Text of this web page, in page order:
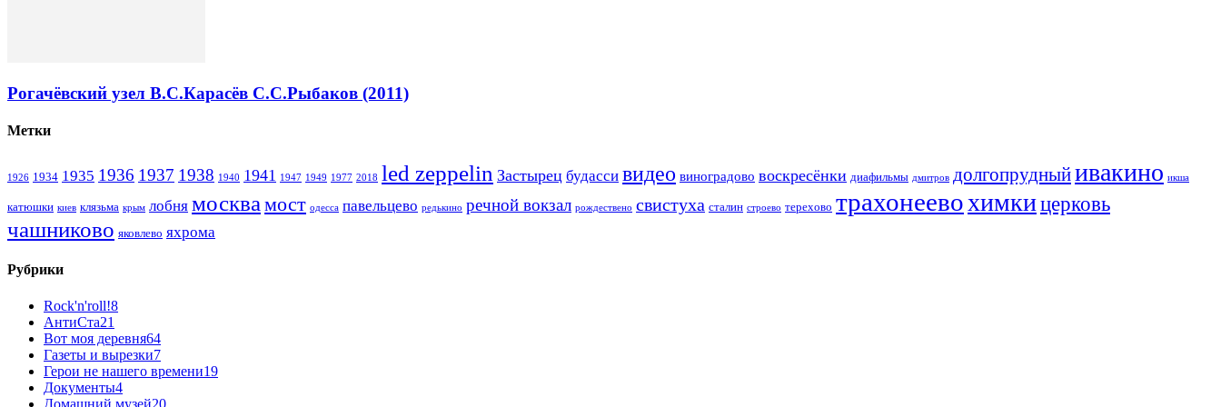
Рогачёвский узел В.С.Карасёв С.С.Рыбаков (2011)
Метки
1926 1934 1935 1936 1937 1938 1940 1941 1947 1949 1977 2018 led zeppelin Застырец будасси видео виноградово воскресёнки диафильмы дмитров долгопрудныйивакино икша
катюшки киев клязьма крым лобня москва мост одесса павельцево редькино речной вокзал рождествено свистуха сталин строево терехово трахонеевохимкицерковь
чашниково яковлево яхрома
Рубрики
Rock'n'roll!8
АнтиСта21
Вот моя деревня64
Газеты и вырезки7
Герои не нашего времени19
Документы4
Домашний музей20